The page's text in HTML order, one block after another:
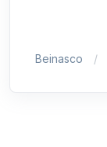
Beinasco